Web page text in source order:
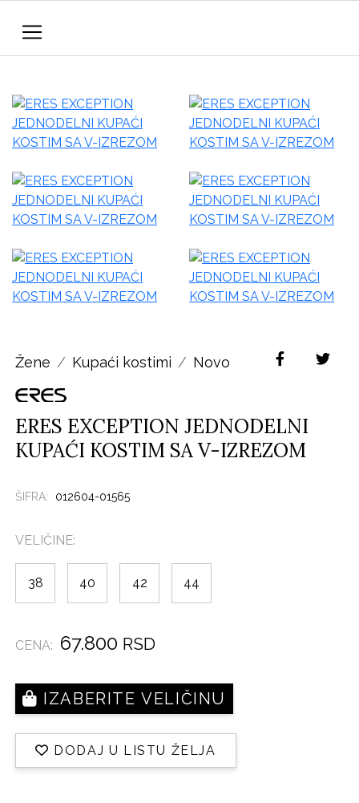
Žene Kupaći kostimi Novo
ERES EXCEPTION JEDNODELNI
KUPAĆI KOSTIM SA V-IZREZOM
ŠIFRA: 012604-01565
VELIČINE:
38 40 42 44
CENA: 67.800 RSD
IZABERITE VELIČINU
DODAJ U LISTU ŽELJA